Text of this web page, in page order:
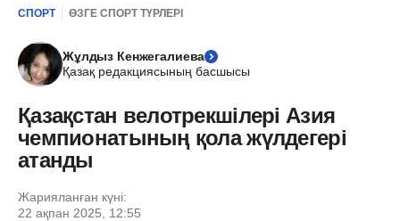
СПОРТ ӨЗГЕ СПОРТ ТҮРЛЕРІ
Жұлдыз Кенжегалиева
Қазақ редакциясының басшысы
Қазақстан велотрекшілері Азия
чемпионатының қола жүлдегері
атанды
Жарияланған күні:
22 ақпан 2025, 12:55